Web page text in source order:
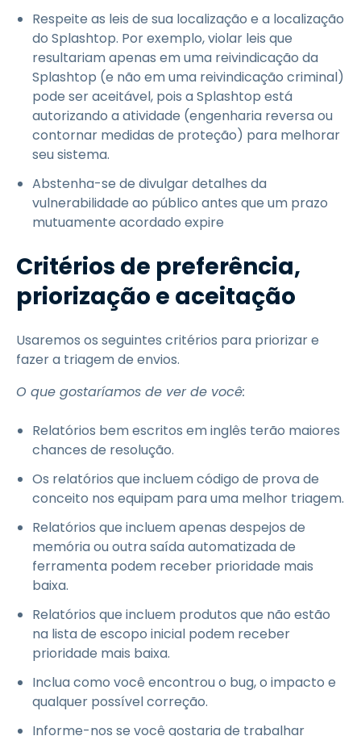
Respeite as leis de sua localização e a localização
do Splashtop. Por exemplo, violar leis que
resultariam apenas em uma reivindicação da
Splashtop (e não em uma reivindicação criminal)
pode ser aceitável, pois a Splashtop está
autorizando a atividade (engenharia reversa ou
contornar medidas de proteção) para melhorar
seu sistema.
Abstenha-se de divulgar detalhes da
vulnerabilidade ao público antes que um prazo
mutuamente acordado expire
Critérios de preferência,
priorização e aceitação
Usaremos os seguintes critérios para priorizar e
fazer a triagem de envios.
O que gostaríamos de ver de você:
Relatórios bem escritos em inglês terão maiores
chances de resolução.
Os relatórios que incluem código de prova de
conceito nos equipam para uma melhor triagem.
Relatórios que incluem apenas despejos de
memória ou outra saída automatizada de
ferramenta podem receber prioridade mais
baixa.
Relatórios que incluem produtos que não estão
na lista de escopo inicial podem receber
prioridade mais baixa.
Inclua como você encontrou o bug, o impacto e
qualquer possível correção.
Informe-nos se você gostaria de trabalhar